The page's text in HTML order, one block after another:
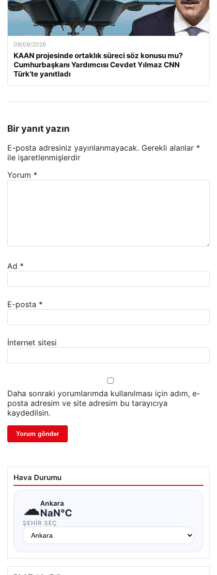
08/08/2026
KAAN projesinde ortaklık süreci söz konusu mu?
Cumhurbaşkanı Yardımcısı Cevdet Yılmaz CNN
Türk’te yanıtladı
Bir yanıt yazın
E-posta adresiniz yayınlanmayacak. Gerekli alanlar *
ile işaretlenmişlerdir
Yorum *
Ad *
E-posta *
İnternet sitesi
Daha sonraki yorumlarımda kullanılması için adım, e-
posta adresim ve site adresim bu tarayıcıya
kaydedilsin.
Hava Durumu
☁Ankara
NaN°C
ŞEHIR SEÇ